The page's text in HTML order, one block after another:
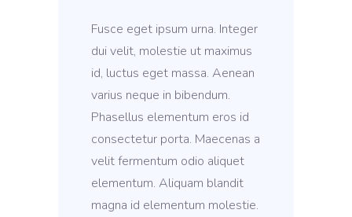
Fusce eget ipsum urna. Integer
dui velit, molestie ut maximus
id, luctus eget massa. Aenean
varius neque in bibendum.
Phasellus elementum eros id
consectetur porta. Maecenas a
velit fermentum odio aliquet
elementum. Aliquam blandit
magna id elementum molestie.